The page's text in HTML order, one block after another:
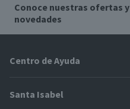
Conoce nuestras ofertas y
novedades
Centro de Ayuda
Problemas con tu pedido
Santa Isabel